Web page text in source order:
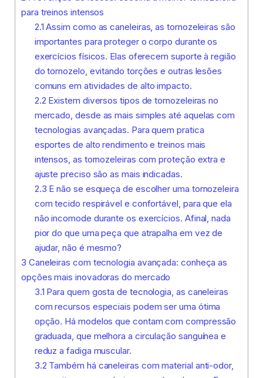
para treinos intensos
2.1 Assim como as caneleiras, as tornozeleiras são
importantes para proteger o corpo durante os
exercícios físicos. Elas oferecem suporte à região
do tornozelo, evitando torções e outras lesões
comuns em atividades de alto impacto.
2.2 Existem diversos tipos de tornozeleiras no
mercado, desde as mais simples até aquelas com
tecnologias avançadas. Para quem pratica
esportes de alto rendimento e treinos mais
intensos, as tornozeleiras com proteção extra e
ajuste preciso são as mais indicadas.
2.3 E não se esqueça de escolher uma tornozeleira
com tecido respirável e confortável, para que ela
não incomode durante os exercícios. Afinal, nada
pior do que uma peça que atrapalha em vez de
ajudar, não é mesmo?
3 Caneleiras com tecnologia avançada: conheça as
opções mais inovadoras do mercado
3.1 Para quem gosta de tecnologia, as caneleiras
com recursos especiais podem ser uma ótima
opção. Há modelos que contam com compressão
graduada, que melhora a circulação sanguínea e
reduz a fadiga muscular.
3.2 Também há caneleiras com material anti-odor,